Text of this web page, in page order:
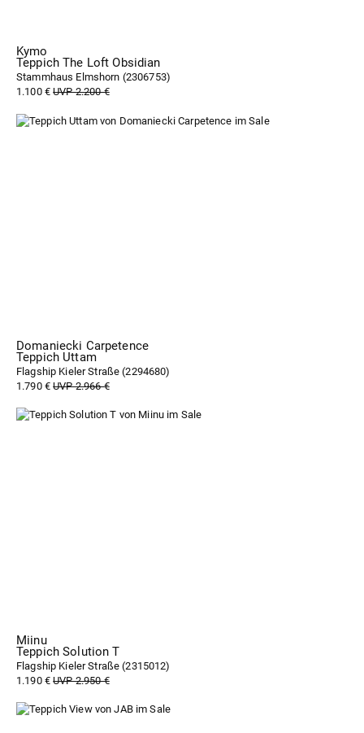
Kymo
Teppich The Loft Obsidian
Stammhaus Elmshorn (2306753)
1.100 €UVP 2.200 €
Domaniecki Carpetence
Teppich Uttam
Flagship Kieler Straße (2294680)
1.790 €UVP 2.966 €
Miinu
Teppich Solution T
Flagship Kieler Straße (2315012)
1.190 €UVP 2.950 €